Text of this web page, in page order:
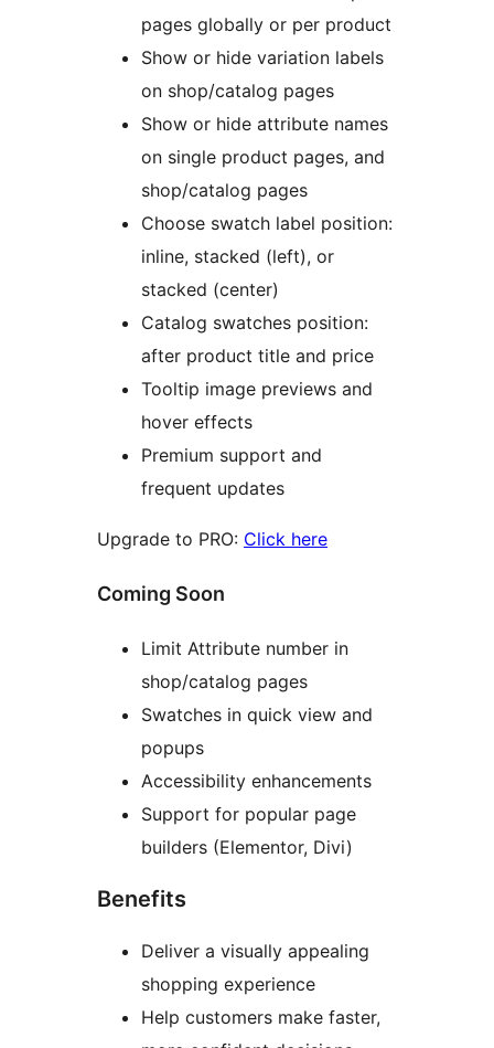
pages globally or per product
Show or hide variation labels
on shop/catalog pages
Show or hide attribute names
on single product pages, and
shop/catalog pages
Choose swatch label position:
inline, stacked (left), or
stacked (center)
Catalog swatches position:
after product title and price
Tooltip image previews and
hover effects
Premium support and
frequent updates
Upgrade to PRO: Click here
Coming Soon
Limit Attribute number in
shop/catalog pages
Swatches in quick view and
popups
Accessibility enhancements
Support for popular page
builders (Elementor, Divi)
Benefits
Deliver a visually appealing
shopping experience
Help customers make faster,